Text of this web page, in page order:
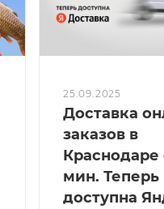
25.09.2025
Доставка
заказов в
Краснодаре
мин. Теперь
доступна